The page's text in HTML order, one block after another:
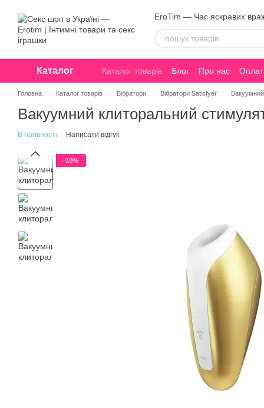
EroTim — Час яскравих
Каталог Каталог товарів Блог Про нас
Договір оферти
Конфіденційність
Головна Каталог товарів Вібратори Вібратори Satisfyer
Вакуумний клиторальний
В наявності Написати відгук
−10%